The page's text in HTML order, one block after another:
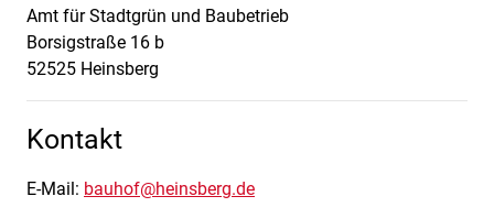
Amt für Stadtgrün und Baubetrieb
Borsigstraße 16 b
52525 Heinsberg
Kontakt
E-Mail: bauhof@heinsberg.de